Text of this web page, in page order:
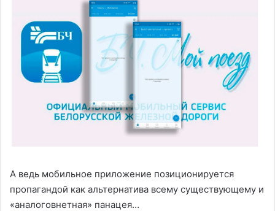
А ведь мобильное приложение позиционируется
пропагандой как альтернатива всему существующему и
«аналоговнетная» панацея…